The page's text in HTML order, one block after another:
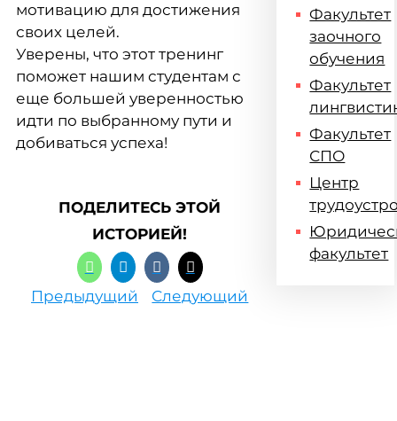
мотивацию для достижения
своих целей.
Уверены, что этот тренинг
поможет нашим студентам с
еще большей уверенностью
идти по выбранному пути и
добиваться успеха!
ПОДЕЛИТЕСЬ ЭТОЙ
ИСТОРИЕЙ!
Предыдущий Следующий
Факультет
заочного
обучения
Факультет
Факультет
СПО
Центр
факультет